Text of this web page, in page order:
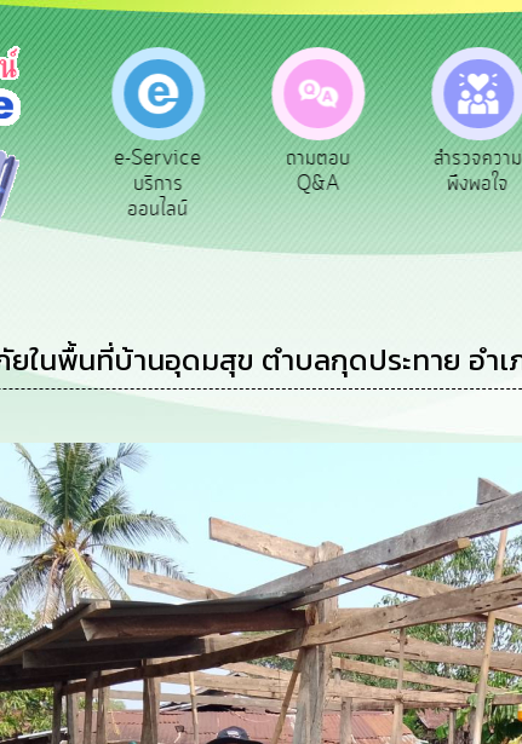
e-Service
บริการ
ออนไลน์
ถามตอบ
Q&A
สำรวจความ
พึงพอใจ
ยในพื้นที่บ้านอุดมสุข ตำบลกุดประทาย อำ